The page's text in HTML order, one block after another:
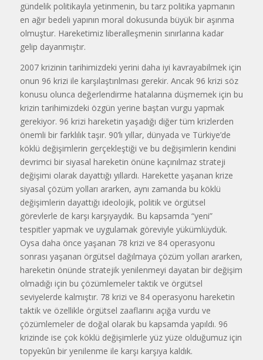
gündelik poli­tikayla yetinmenin, bu tarz politika yapmanın
en ağır bedeli yapının moral doku­sunda büyük bir aşınma
ol­muştur. Hareketimiz libe­ralleşmenin sınırlarına ka­dar
gelip dayanmıştır.
2007 krizinin tarihi­mizdeki yerini daha iyi kavrayabilmek için
onun 96 krizi ile karşılaştırılma­sı gerekir. Ancak 96 krizi söz
konusu olunca değerlendirme hatalarına düşmemek için bu
krizin tarihimizdeki özgün yerine baştan vurgu yapmak
gerekiyor. 96 krizi ha­reketin yaşadığı diğer tüm krizlerden
önemli bir farklılık taşır. 90’lı yıllar, dünyada ve Türkiye’de
köklü deği­şimlerin gerçekleştiği ve bu deği­şimlerin kendini
devrimci bir siyasal hareketin önüne kaçınılmaz strateji
değişimi olarak dayattığı yıllardı. Harekette yaşanan krize
siyasal çö­züm yolları ararken, aynı zamanda bu köklü
değişimlerin dayattığı ide­olojik, politik ve örgütsel
görevlerle de karşı karşıyaydık. Bu kapsamda “yeni”
tespitler yapmak ve uygula­mak göreviyle yükümlüydük.
Oysa daha önce yaşanan 78 krizi ve 84 o­perasyonu
sonrası yaşanan örgütsel dağılmaya çözüm yolları ararken,
hareketin önünde stratejik yenilen­meyi dayatan bir değişim
olmadığı i­çin bu çözümlemeler taktik ve örgüt­sel
seviyelerde kalmıştır. 78 krizi ve 84 operasyonu hareketin
taktik ve ö­zellikle örgütsel zaaflarını açığa vur­du ve
çözümlemeler de doğal olarak bu kapsamda yapıldı. 96
krizinde ise çok köklü değişimlerle yüz yüze olduğumuz için
topyekûn bir yenilen­me ile karşı karşıya kaldık.